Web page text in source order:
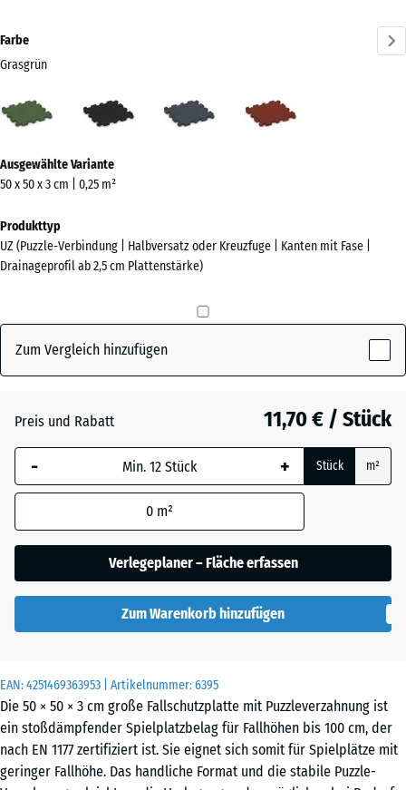
EAN:4251469363953 | Artikelnummer:6395
Die 50 × 50 × 3 cm große Fallschutzplatte mit Puzzleverzahnung ist
ein stoßdämpfender Spielplatzbelag für Fallhöhen bis 100 cm, der
nach EN 1177 zertifiziert ist. Sie eignet sich somit für Spielplätze mit
geringer Fallhöhe. Das handliche Format und die stabile Puzzle-
Farbe
Grasgrün
(active)
Schiefergrau
Informationen
zu
Farben?
Farbpalette
(active)
Schiefergrau - 0,50 €
Ziegelrot - 0,50 €
Ausgewählte Variante
50 x 50 x 3 cm | 0,25 m²
Produkttyp
UZ (Puzzle-Verbindung | Halbversatz oder Kreuzfuge | Kanten mit Fase |
Drainageprofil ab 2,5 cm Plattenstärke)
Zum Vergleich hinzufügen
Preis und Rabatt 11,70 € / Stück
- + Stück m²
0 m²
Verlegeplaner – Fläche erfassen
Zum Warenkorb hinzufügen